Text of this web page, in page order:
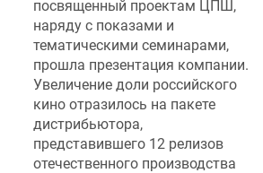
посвященный проектам ЦПШ,
наряду с показами и
тематическими семинарами,
прошла презентация компании.
Увеличение доли российского
кино отразилось на пакете
дистрибьютора,
представившего 12 релизов
отечественного производства